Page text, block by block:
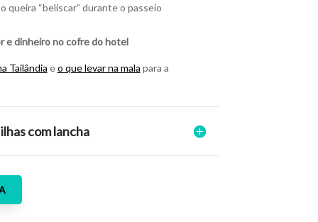
queira “beliscar” durante o passeio
e dinheiro no cofre do hotel
Tailândia eo que levar na mala para a
com lancha